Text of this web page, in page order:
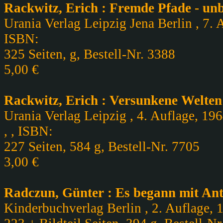
Rackwitz, Erich : Fremde Pfade -
Urania Verlag Leipzig Jena Berlin , 7.
ISBN:
325 Seiten, g, Bestell-Nr. 3388
5,00 €
Rackwitz, Erich : Versunkene
Urania Verlag Leipzig , 4. Auflage,
, , ISBN:
227 Seiten, 584 g, Bestell-Nr. 7705
3,00 €
Radczun, Günter : Es begann mit
Kinderbuchverlag Berlin , 2. Auflage,